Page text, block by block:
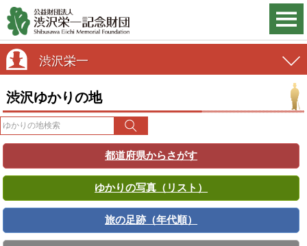
渋沢栄一
渋沢ゆかりの地
都道府県からさがす
ゆかりの写真（リスト）
旅の足跡（年代順）